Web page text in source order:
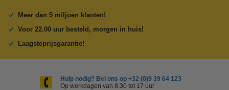
Meer dan 5 miljoen klanten!
Voor 22.00 uur besteld, morgen in huis!
Laagsteprijsgarantie!
Hulp nodig? Bel ons op +32 (0)9 39 64 123
Op werkdagen van 8.30 tot 17 uur